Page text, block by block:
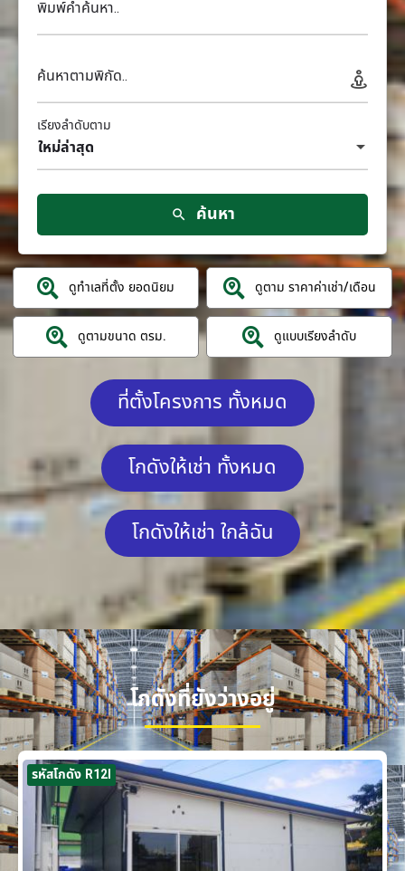
พิมพ์คำค้นหา..
ค้นหาตามพิกัด..
ใหม่ล่าสุด
เรียงลำดับตาม
ค้นหา
ดูทำเลที่ตั้ง ยอดนิยม ดูตาม ราคาค่าเช่า/เดือน
ดูตามขนาด ตรม. ดูแบบเรียงลำดับ
ที่ตั้งโครงการ ทั้งหมด
โกดังให้เช่า ทั้งหมด
โกดังให้เช่า ใกล้ฉัน
โกดังที่ยังว่างอยู่
รหัสโกดัง R12I